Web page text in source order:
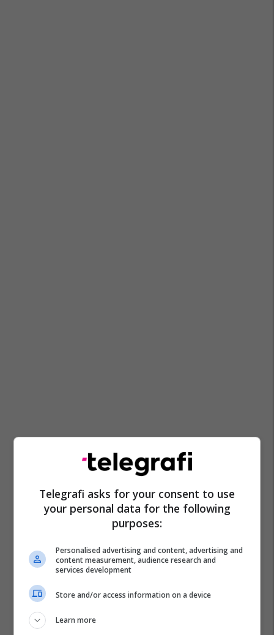
Telegrafi asks for your consent to use
your personal data for the following
purposes:
Personalised advertising and content, advertising and
content measurement, audience research and
services development
Store and/or access information on a device
Learn more